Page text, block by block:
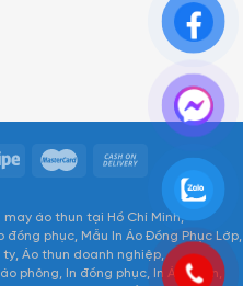
may áo thun tại Hồ Chí Minh
đồng phục Mẫu In Áo Đồng Phục Lớp
ty Áo thun doanh nghiệp
phông In đồng phục In Áo Thun